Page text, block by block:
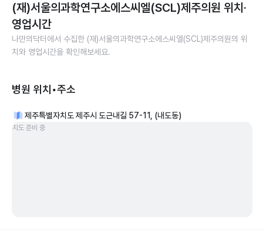
(재)서울의과학연구소에스씨엘(SCL)제주의원 위치·
영업시간
나만의닥터에서 수집한 (재)서울의과학연구소에스씨엘(SCL)제주의원의 위
치와 영업시간을 확인해보세요.
병원 위치•주소
제주특별자치도 제주시 도근내길 57-11, (내도동)
지도 준비 중